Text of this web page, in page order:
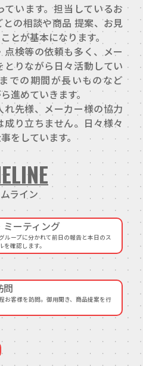
合わせ
います。担当しているお
の相談や商品 提案、お見
とが基本になります。
検等の依頼も多く、メー
りながら日々活動してい
での期間が長いものなど
進めていきます。
先様、メーカー様の協力
り立ちません。日々様々
をしています。
ライン
ミーティング
ループに分かれて前日の報告と本日のス
を確認します。
問
お客様を訪問。御用聞き、商品提案を行